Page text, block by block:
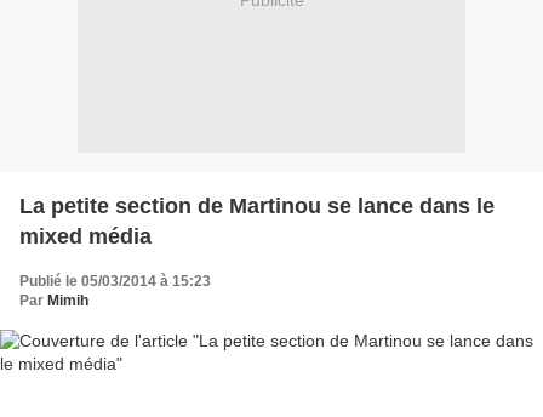
La petite section de Martinou se lance dans le
mixed média
Publié le 05/03/2014 à 15:23
Par Mimih